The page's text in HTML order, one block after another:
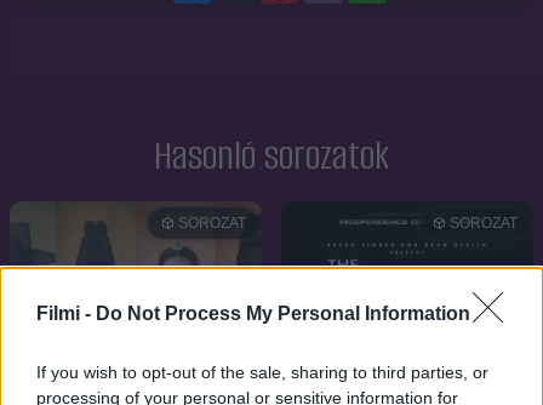
Filmi - Do Not Process My Personal Information
If you wish to opt-out of the sale, sharing to third parties, or
processing of your personal or sensitive information for
Hasonló sorozatok
SOROZAT SOROZAT